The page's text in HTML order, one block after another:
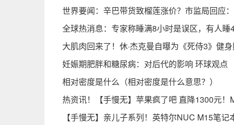
世界要闻：辛巴带货致榴莲涨价？市监局回应
全球热消息：专家称睡满8小时是误区，有人
大肌肉回来了！休·杰克曼自曝为《死侍3》健
妊娠期肥胖和糖尿病：对后代的影响 环球观点
相对密度是什么（相对密度是什么意思？）
热资讯！【手慢无】苹果疯了吧 直降1300元
【手慢无】亲儿子系列！英特尔NUC M15笔记